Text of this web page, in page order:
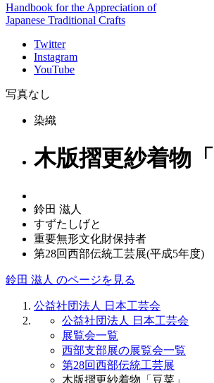
Handbook for the Appreciation of
Japanese Traditional Crafts
Twitter
Instagram
YouTube
写真なし
染織
木版摺更紗着物「
鈴田 滋人
すずたしげと
重要無形文化財保持者
第28回西部伝統工芸展(平成5年度)
鈴田 滋人 のページを見る
公益社団法人 日本工芸会
公益社団法人 日本工芸会
展覧会一覧
西部支部展の展覧会一覧
第28回西部伝統工芸展
木版摺更紗着物「豆菜」